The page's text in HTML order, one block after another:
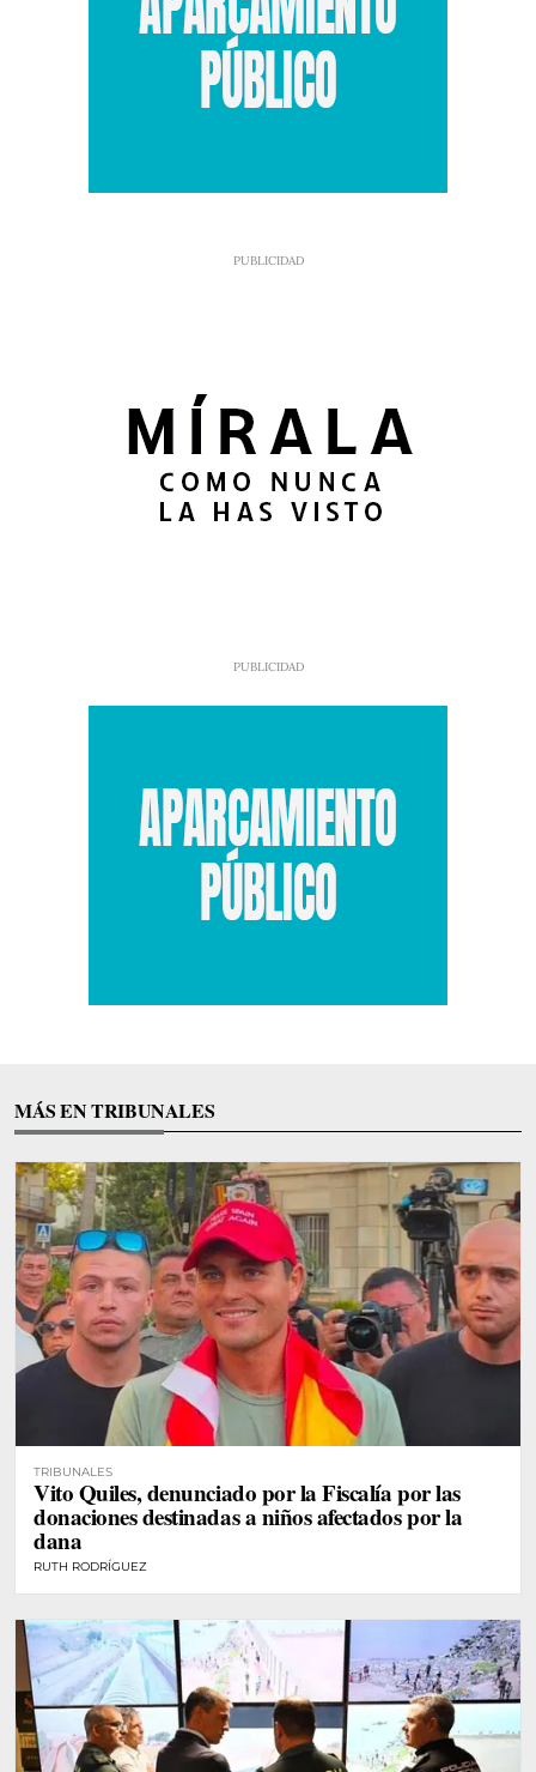
MÁS EN TRIBUNALES
TRIBUNALES
Vito Quiles, denunciado por la Fiscalía por las
donaciones destinadas a niños afectados por la
dana
RUTH RODRÍGUEZ